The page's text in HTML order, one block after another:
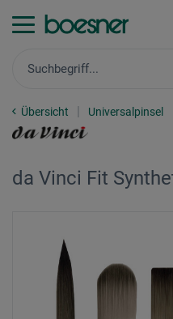
Übersicht Universalpinsel
da Vinci Fit